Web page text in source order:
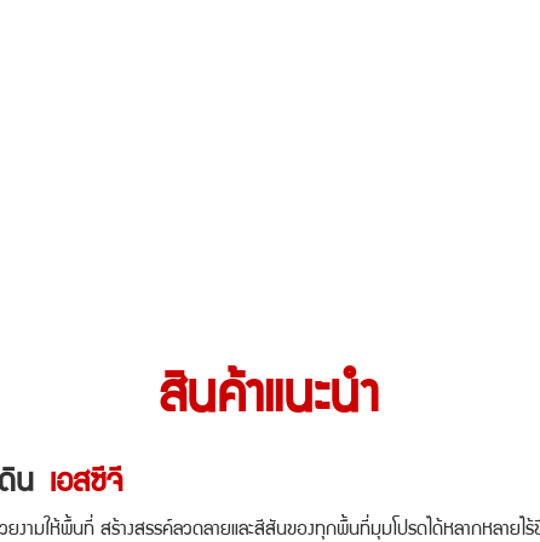
สินค้าแนะนำ
น เอสซีจี
มให้พื้นที่ สร้างสรรค์ลวดลายและสีสันของทุกพื้นที่มุมโปรดได้หลากหลายไร้